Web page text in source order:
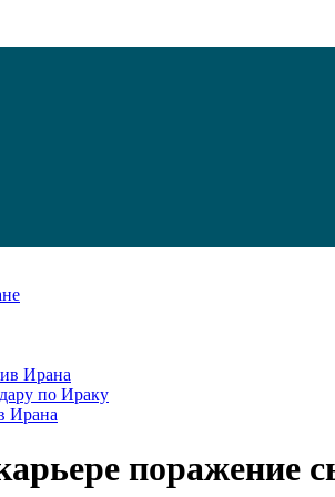
Ирана
по Ираку
Ирана
поражение